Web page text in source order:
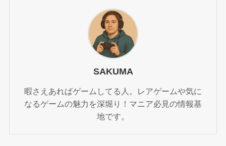
SAKUMA
暇さえあればゲームしてる人。レアゲームや気に
なるゲームの魅力を深堀り！マニア必見の情報基
地です。